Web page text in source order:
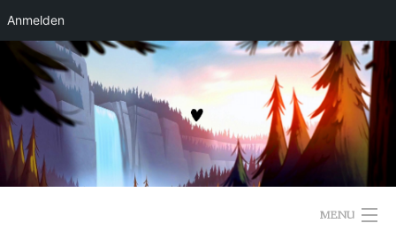
Anmelden
Skip
content
MENU